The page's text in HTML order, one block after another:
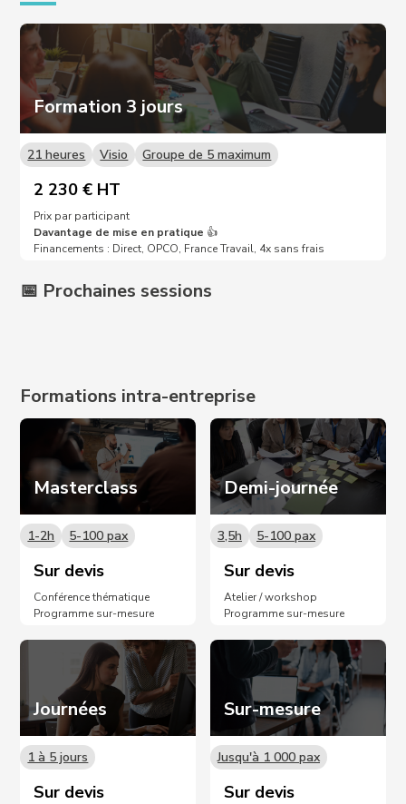
Formation 3 jours
21 heures Visio Groupe de 5 maximum
2 230 € HT
Prix par participant
Davantage de mise en pratique 👍
Financements : Direct, OPCO, France Travail, 4x sans frais
📅 Prochaines sessions
Formations intra-entreprise
Masterclass
1-2h 5-100 pax
Sur devis
Conférence thématique
Programme sur-mesure
Demi-journée
3,5h 5-100 pax
Sur devis
Atelier / workshop
Programme sur-mesure
Journées
1 à 5 jours
Sur devis
Sur-mesure
Jusqu'à 1 000 pax
Sur devis